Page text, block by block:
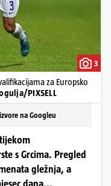
3
za Europsko
PIXSELL
na Googleu
s Grcima. Pregled
gležnja, a
dana...